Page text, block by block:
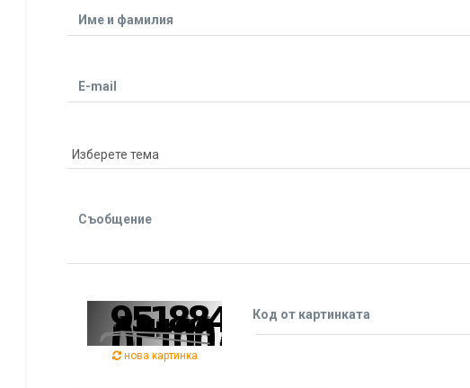
Име и фамилия
E-mail
Съобщение
нова картинка
Код от картинката